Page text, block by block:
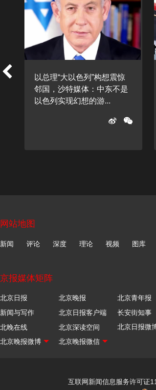
以总理“大以色列”构想震惊
邻国，沙特媒体：中东不是
以色列实现幻想的游...
网站地图
新闻 评论 深度 理论 视频 图库
京报媒体矩阵
北京日报 北京晚报 北京青年报
新闻与写作
北京日报客户端 长安街知事
北晚在线
北京深读空间
互联网新闻信息服务许可证